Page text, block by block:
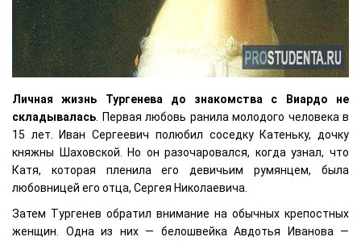
Личная жизнь Тургенева до знакомства с Виардо не
складывалась . Первая любовь ранила молодого человека в
15 лет. Иван Сергеевич полюбил соседку Катеньку, дочку
княжны Шаховской. Но он разочаровался, когда узнал, что
Катя, которая пленила его девичьим румянцем, была
любовницей его отца, Сергея Николаевича.
Затем Тургенев обратил внимание на обычных крепостных
женщин. Одна из них — белошвейка Авдотья Иванова —